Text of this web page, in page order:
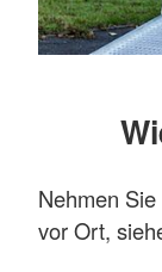
Nehmen
vor Ort,